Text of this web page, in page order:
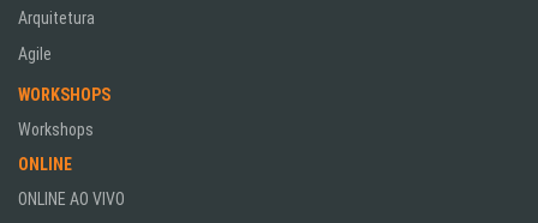
Arquitetura
Agile
WORKSHOPS
Workshops
ONLINE
ONLINE AO VIVO